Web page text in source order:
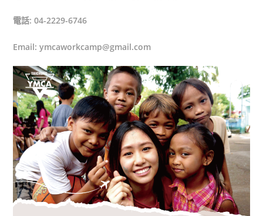
電話: 04-2229-6746
Email: ymcaworkcamp@gmail.com